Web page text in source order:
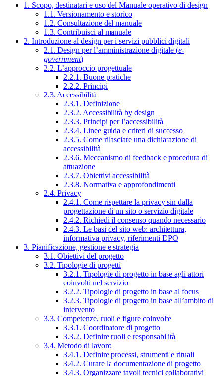
1. Scopo, destinatari e uso del Manuale operativo di design
1.1. Versionamento e storico
1.2. Consultazione del manuale
1.3. Contribuisci al manuale
2. Introduzione al design per i servizi pubblici digitali
2.1. Design per l’amministrazione digitale (e-
government)
2.2. L’approccio progettuale
2.2.1. Buone pratiche
2.2.2. Principi
2.3. Accessibilità
2.3.1. Definizione
2.3.2. Accessibilità by design
2.3.3. Principi per l’accessibilità
2.3.4. Linee guida e criteri di successo
2.3.5. Come rilasciare una dichiarazione di
accessibilità
2.3.6. Meccanismo di feedback e procedura di
attuazione
2.3.7. Obiettivi accessibilità
2.3.8. Normativa e approfondimenti
2.4. Privacy
2.4.1. Come rispettare la privacy sin dalla
progettazione di un sito o servizio digitale
2.4.2. Richiedi il consenso quando necessario
2.4.3. Le basi del sito web: architettura,
informativa privacy, riferimenti DPO
3. Pianificazione, gestione e strategia
3.1. Obiettivi del progetto
3.2. Tipologie di progetti
3.2.1. Tipologie di progetto in base agli attori
coinvolti nel servizio
3.2.2. Tipologie di progetto in base al focus
3.2.3. Tipologie di progetto in base all’ambito di
intervento
3.3. Competenze, ruoli e figure coinvolte
3.3.1. Coordinatore di progetto
3.3.2. Definire ruoli e responsabilità
3.4. Metodo di lavoro
3.4.1. Definire processi, strumenti e rituali
3.4.2. Curare la documentazione di progetto
3.4.3. Organizzare tavoli tecnici collaborativi